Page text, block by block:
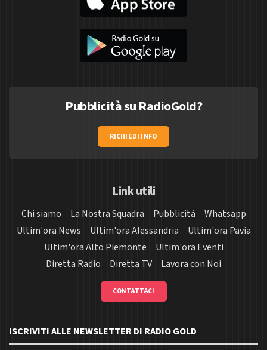
Pubblicità su RadioGold?
RICHIEDI INFO
Link utili
Chi siamo La Nostra Squadra Pubblicità
Whatsapp
Ultim'ora News
Ultim'ora Alessandria
Ultim'ora Pavia
Ultim'ora Alto Piemonte
Ultim'ora Eventi
Diretta Radio
Diretta TV Lavora con Noi
CONTATTACI
ISCRIVITI ALLE NEWSLETTER DI RADIO GOLD